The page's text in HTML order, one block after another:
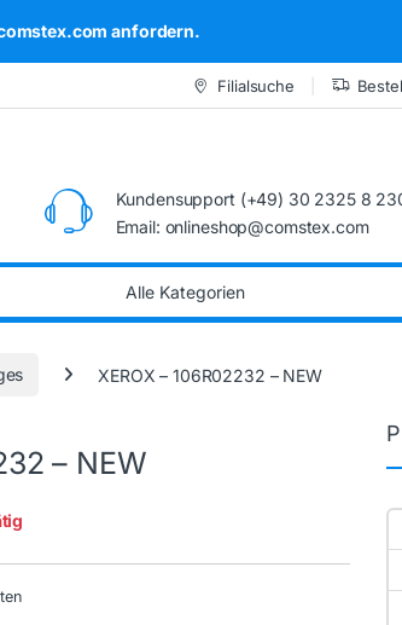
anfordern.
Filialsuche
Kundensupport (+49) 30 2325 8
Email: onlineshop@comstex.com
XEROX – 106R02232 – NEW
– NEW